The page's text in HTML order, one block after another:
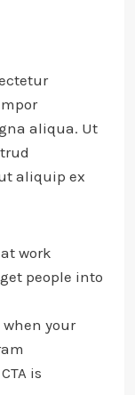
aliqua. Ut
aliquip ex
work
people into
your
is